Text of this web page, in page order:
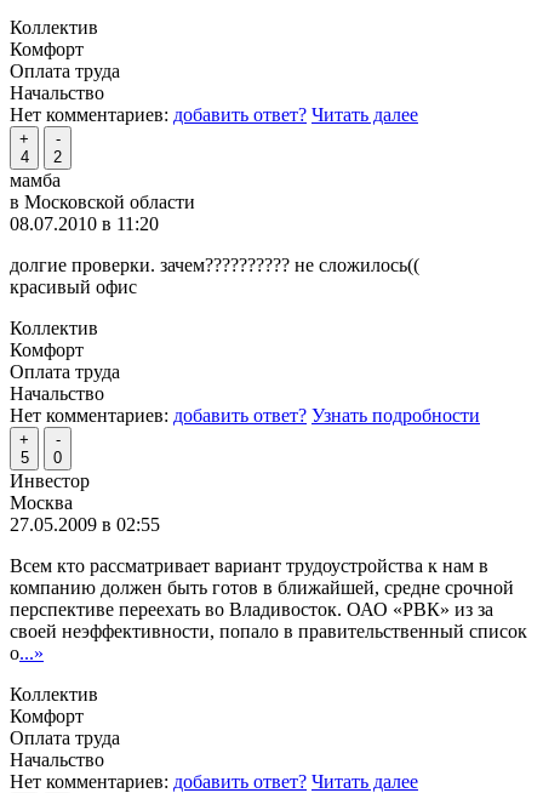
Коллектив
Комфорт
Оплата труда
Начальство
Нет комментариев: добавить ответ? Читать далее
+
4
-
2
мамба
в Московской области
08.07.2010 в 11:20
долгие проверки. зачем?????????? не сложилось((
красивый офис
Коллектив
Комфорт
Оплата труда
Начальство
Нет комментариев: добавить ответ? Узнать подробности
+
5
-
0
Инвестор
Москва
27.05.2009 в 02:55
Всем кто рассматривает вариант трудоустройства к нам в
компанию должен быть готов в ближайшей, средне срочной
перспективе переехать во Владивосток. ОАО «РВК» из за
своей неэффективности, попало в правительственный список
о...»
Коллектив
Комфорт
Оплата труда
Начальство
Нет комментариев: добавить ответ? Читать далее